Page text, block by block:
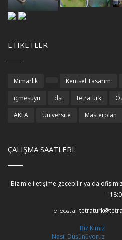
ETIKETLER
Mimarlık Kentsel Tasarım
içmesuyu
dsi tetratürk
AKFA
Üniversite Masterplan
ÇALIŞMA SAATLERI:
Bizimle iletişime geçebilir ya da
-
e-posta:
Biz Kimiz
Nasıl Düşünüyoruz